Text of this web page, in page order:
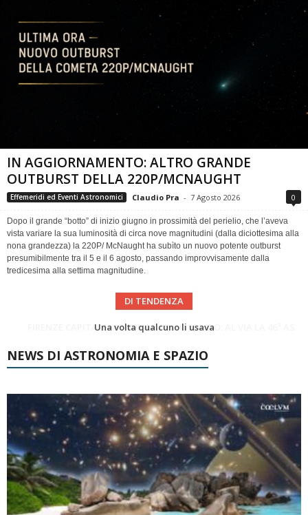
IN AGGIORNAMENTO: ALTRO GRANDE
OUTBURST DELLA 220P/MCNAUGHT
Effemeridi ed Eventi Astronomici Claudio Pra - 7 Agosto 2026 0
Dopo il grande “botto” di inizio giugno in prossimità del perielio, che l’aveva
vista variare la sua luminosità di circa nove magnitudini (dalla diciottesima alla
nona grandezza) la 220P/ McNaught ha subìto un nuovo potente outburst
presumibilmente tra il 5 e il 6 agosto, passando improvvisamente dalla
tredicesima alla settima magnitudine.
DI TENDENZA
Cielo del Mese di Agosto 2026
NEWS DI ASTRONOMIA E SPAZIO